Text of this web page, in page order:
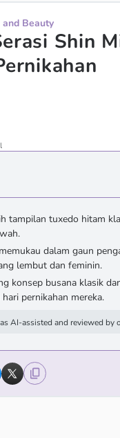
and Beauty
Shin
tampilan tuxedo hitam
dalam gaun
lembut dan feminin.
konsep busana klasik
pernikahan mereka.
AI-assisted and reviewed by